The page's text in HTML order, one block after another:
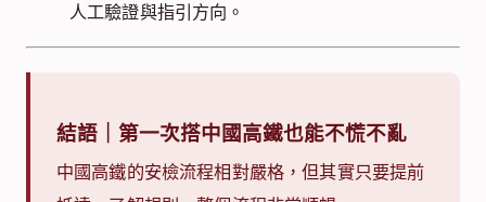
人工驗證與指引方向。
結語｜第一次搭中國高鐵也能不慌不亂
中國高鐵的安檢流程相對嚴格，但其實只要提前